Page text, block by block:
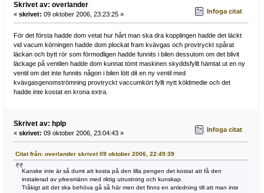
Skrivet av: overlander
« skrivet: 09 oktober 2006, 23:23:25 » Infoga citat
För det första hadde dom vetat hur hårt man ska dra kopplingen hadde det läckt
vid vacum körningen hadde dom plockat fram kvävgas och provtryckt spårat
läckan och bytt rör som förmodligen hadde funnits i bilen dessutom om det blivit
läckage på ventilen hadde dom kunnat tömt maskinen skyddsfyllt hämtat ut en ny
ventil om det inte funnits någon i bilen lött dit en ny ventil med
kvävgasgenomströmning provtryckt vaccumkört fyllt nytt köldmedie och det
hadde inte kostat en krona extra.
Skrivet av: hplp
« skrivet: 09 oktober 2006, 23:04:43 » Infoga citat
Citat från: overlander skrivet 09 oktober 2006, 22:49:39
Kanske inte är så dumt att kosta på den lilla pengen det kostat att få den
instalerad av yrkesmänn med riktig utrustning och kunskap.
Tråkigt att det ska behöva gå så här men det finns en anledning till att man inte